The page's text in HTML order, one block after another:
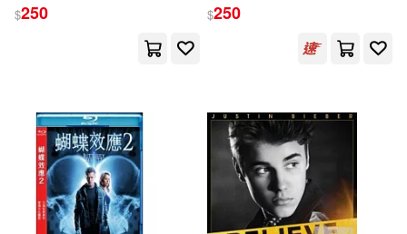
$250 $250